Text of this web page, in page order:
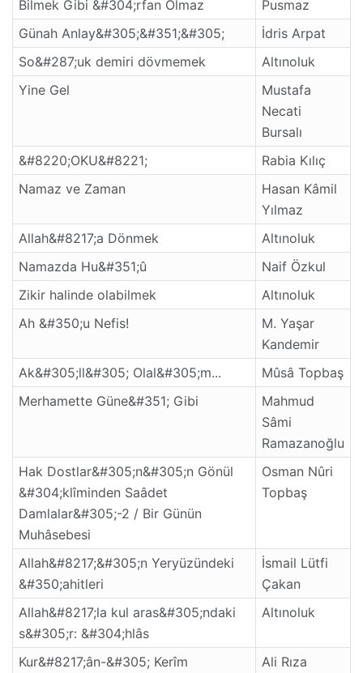
Bilmek Gibi &#304;rfan Olmaz
Pusmaz
Günah Anlay&#305;&#351;&#305;
İdris Arpat
So&#287;uk demiri dövmemek
Altınoluk
Yine Gel
Mustafa
Necati
Bursalı
&#8220;OKU&#8221;
Rabia Kılıç
Namaz ve Zaman
Hasan Kâmil
Yılmaz
Allah&#8217;a Dönmek
Altınoluk
Namazda Hu&#351;û
Naif Özkul
Zikir halinde olabilmek
Altınoluk
Ah &#350;u Nefis!
M. Yaşar
Kandemir
Ak&#305;ll&#305; Olal&#305;m...
Mûsâ Topbaş
Merhamette Güne&#351; Gibi
Mahmud
Sâmi
Ramazanoğlu
Hak Dostlar&#305;n&#305;n Gönül
&#304;klîminden Saâdet
Damlalar&#305;-2 / Bir Günün
Muhâsebesi
Osman Nûri
Topbaş
Allah&#8217;&#305;n Yeryüzündeki
&#350;ahitleri
İsmail Lütfi
Çakan
Allah&#8217;la kul aras&#305;ndaki
s&#305;r: &#304;hlâs
Altınoluk
Kur&#8217;ân-&#305; Kerîm
Ali Rıza